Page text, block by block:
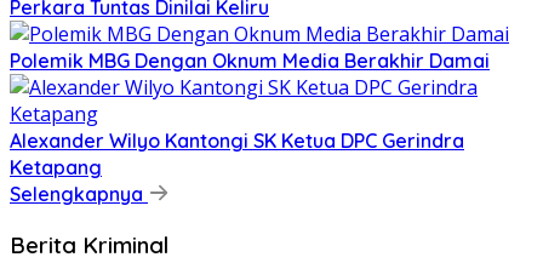
Perkara Tuntas Dinilai Keliru
Polemik MBG Dengan Oknum Media Berakhir Damai
Alexander Wilyo Kantongi SK Ketua DPC Gerindra
Ketapang
Selengkapnya
Berita Kriminal